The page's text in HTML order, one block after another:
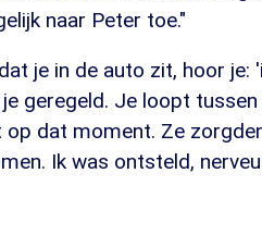
naar Peter toe."
je in de auto zit, hoor je:
geregeld. Je loopt
op dat moment. Ze
Ik was ontsteld,